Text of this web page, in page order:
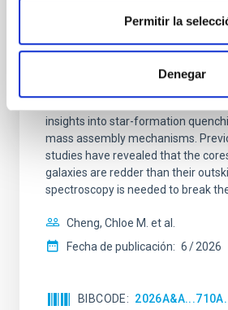
Permitir la
Denegar
galaxies at 1.2 ≲ z ≲ 2.2:
SUSPENSE
insights into star-formation
mass assembly mechanisms.
studies have revealed that the
galaxies are redder than their
spectroscopy is needed to break
Cheng, Chloe M. et al.
Fecha de publicación: 6 2026
BIBCODE